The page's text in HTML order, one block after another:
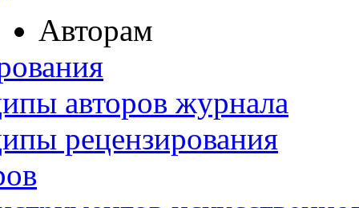
Авторам
авторов журнала
рецензирования